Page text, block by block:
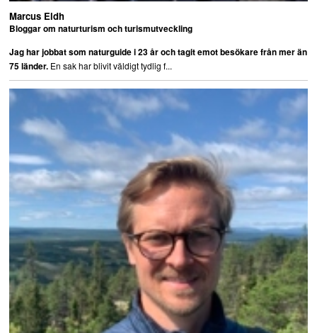
Marcus Eldh
Bloggar om naturturism och turismutveckling
Jag har jobbat som naturguide i 23 år och tagit emot besökare från mer än
75 länder.En sak har blivit väldigt tydlig f...